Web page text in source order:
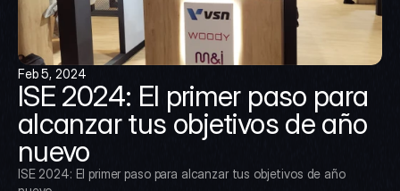
Feb 5, 2024
ISE 2024: El primer paso para
alcanzar tus objetivos de año
nuevo
ISE 2024: El primer paso para alcanzar tus objetivos de año